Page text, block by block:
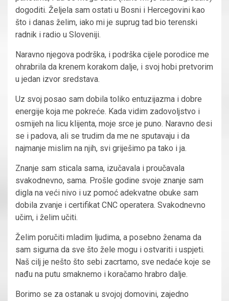
dogoditi. Željela sam ostati u Bosni i Hercegovini kao
što i danas želim, iako mi je suprug tad bio terenski
radnik i radio u Sloveniji.
Naravno njegova podrška, i podrška cijele porodice me
ohrabrila da krenem korakom dalje, i svoj hobi pretvorim
u jedan izvor sredstava.
Uz svoj posao sam dobila toliko entuzijazma i dobre
energije koja me pokreće. Kada vidim zadovoljstvo i
osmijeh na licu klijenta, moje srce je puno. Naravno desi
se i padova, ali se trudim da me ne sputavaju i da
najmanje mislim na njih, svi griješimo pa tako i ja.
Znanje sam sticala sama, izučavala i proučavala
svakodnevno, sama. Prošle godine svoje znanje sam
digla na veći nivo i uz pomoć adekvatne obuke sam
dobila zvanje i certifikat CNC operatera. Svakodnevno
učim, i želim učiti.
Želim poručiti mladim ljudima, a posebno ženama da
sam sigurna da sve što žele mogu i ostvariti i uspjeti.
Naš cilj je nešto što sebi zacrtamo, sve nedaće koje se
nađu na putu smaknemo i koračamo hrabro dalje.
Borimo se za ostanak u svojoj domovini, zajedno